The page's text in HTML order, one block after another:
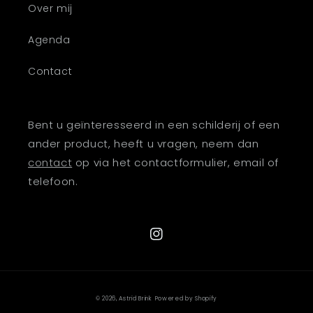
Over mij
Agenda
Contact
Bent u geïnteresseerd in een schilderij of een
ander product, heeft u vragen, neem dan
contact op via het contactformulier, email of
telefoon.
Instagram
© 2026,Astrid Brink Powered by Shopify